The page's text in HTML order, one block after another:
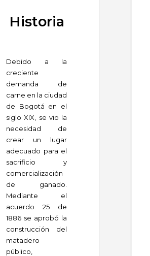
Historia
Debido a la
creciente
demanda de
carne en la ciudad
de Bogotá en el
siglo XIX, se vio la
necesidad de
crear un lugar
adecuado para el
sacrificio y
comercialización
de ganado.
Mediante el
acuerdo 25 de
1886 se aprobó la
construcción del
matadero
público,